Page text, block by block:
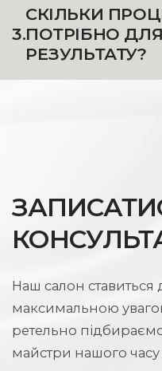
3.
СКІЛЬКИ
ПОТРІБНО
РЕЗУЛЬТАТУ?
Наш салон ставиться
максимальною
ретельно
майстри нашого